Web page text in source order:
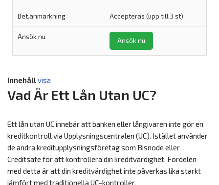
Accepteras (upp till 3 st)
Ansök nu
Innehållvisa
Vad Är Ett Lån Utan UC?
Ett lån utan UC innebär att banken eller långivaren inte gör en
kreditkontroll via Upplysningscentralen (UC). Istället använder
de andra kreditupplysningsföretag som Bisnode eller
Creditsafe för att kontrollera din kreditvärdighet. Fördelen
med detta är att din kreditvärdighet inte påverkas lika starkt
jämfört med traditionella UC-kontroller.